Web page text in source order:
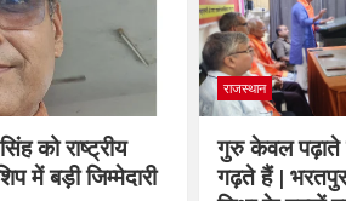
को राष्ट्रीय
में बड़ी जिम्मेदारी
राजस्थान
गुरु केवल पढ़ाते
गढ़ते हैं |